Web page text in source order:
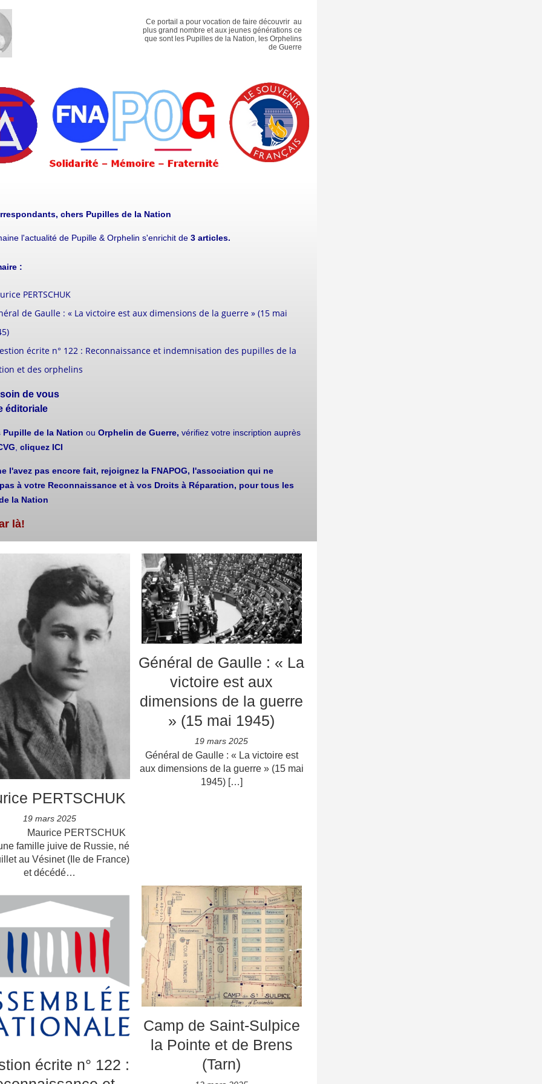
Ce portail a pour vocation de faire découvrir au
plus grand nombre et aux jeunes générations ce
que sont les Pupilles de la Nation, les Orphelins
de Guerre
chers Pupilles de la Nation
l'actualité de Pupille & Orphelin s'enrichit de 3 articles.
:
PERTSCHUK
de Gaulle : « La victoire est aux dimensions de la guerre » (15 mai
écrite n° 122 : Reconnaissance et indemnisation des pupilles de la
et des orphelins
de vous
éditoriale
Pupille de la Nation ou Orphelin de Guerre, vérifiez votre inscription auprès
cliquez ICI
l'avez pas encore fait, rejoignez la FNAPOG, l'association qui ne
à votre Reconnaissance et à vos Droits à Réparation, pour tous les
la Nation
là!
PERTSCHUK
19 mars 2025
PERTSCHUK
famille juive de Russie, né
au Vésinet (Ile de France)
et décédé…
Général de Gaulle : « La
victoire est aux
dimensions de la guerre
» (15 mai 1945)
19 mars 2025
Général de Gaulle : « La victoire est
aux dimensions de la guerre » (15 mai
1945) […]
écrite n° 122 :
Camp de Saint-Sulpice
la Pointe et de Brens
(Tarn)